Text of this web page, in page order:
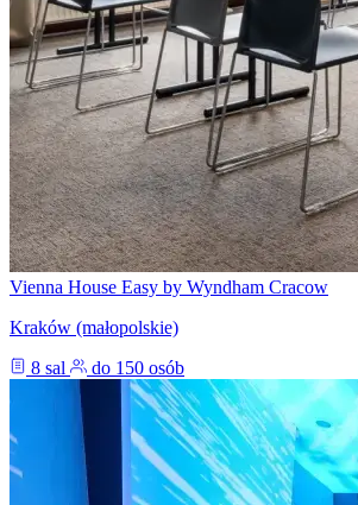
Vienna House Easy by Wyndham Cracow
Kraków (małopolskie)
8 sal
do 150 osób